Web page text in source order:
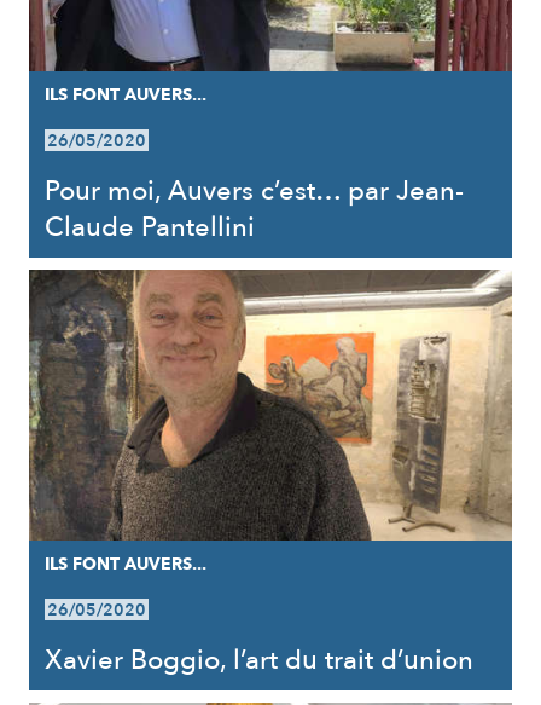
ILS FONT AUVERS...
26/05/2020
Pour moi, Auvers c’est… par Jean-
Claude Pantellini
ILS FONT AUVERS...
26/05/2020
Xavier Boggio, l’art du trait d’union